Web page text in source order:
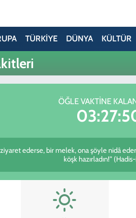
TÜRKİYE DÜNYA KÜLTÜR
ÖĞLE VAKTINE
ederse, bir melek, ona şöyle nidâ
köşk hazırladın!"